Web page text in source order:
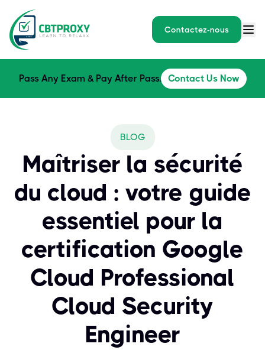
Contactez-nous
Pass Any Exam & Pay After Pass. Contact Us Now
BLOG
Maîtriser la sécurité
du cloud : votre guide
essentiel pour la
certification Google
Cloud Professional
Cloud Security
Engineer